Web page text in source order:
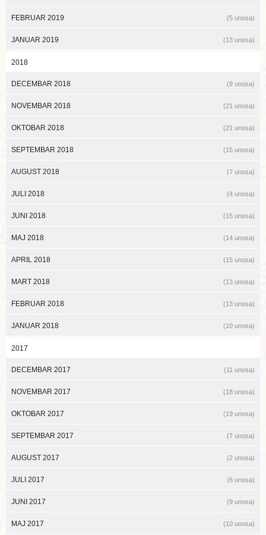
FEBRUAR 2019 (5 unosa)
JANUAR 2019 (13 unosa)
2018
DECEMBAR 2018 (9 unosa)
NOVEMBAR 2018 (21 unosa)
OKTOBAR 2018 (21 unosa)
SEPTEMBAR 2018 (15 unosa)
AUGUST 2018 (7 unosa)
JULI 2018 (4 unosa)
JUNI 2018 (15 unosa)
MAJ 2018 (14 unosa)
APRIL 2018 (15 unosa)
MART 2018 (13 unosa)
FEBRUAR 2018 (13 unosa)
JANUAR 2018 (10 unosa)
2017
DECEMBAR 2017 (11 unosa)
NOVEMBAR 2017 (18 unosa)
OKTOBAR 2017 (19 unosa)
SEPTEMBAR 2017 (7 unosa)
AUGUST 2017 (2 unosa)
JULI 2017 (6 unosa)
JUNI 2017 (9 unosa)
MAJ 2017 (10 unosa)